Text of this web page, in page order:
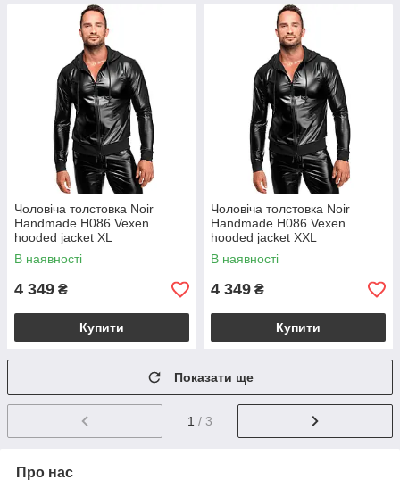
Чоловіча толстовка Noir
Handmade H086 Vexen
hooded jacket XL
В наявності
4 349 ₴
Купити
Чоловіча толстовка Noir
Handmade H086 Vexen
hooded jacket XXL
В наявності
4 349 ₴
Купити
Показати ще
1 / 3
Про нас